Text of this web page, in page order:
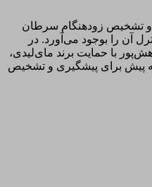
و تشخیص زودهنگام سرطان
آن را بوجود می‌آورد. در
با حمایت برند مای‌لیدی،
هم به پیش برای پیشگیری و تشخیص